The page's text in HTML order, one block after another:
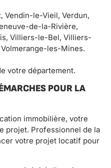
Vendin-le-Vieil, Verdun,
de-la-Rivière,
Villiers-le-Bel, Villiers-
les-Mines.
votre département.
POUR LA
immobilière, votre
projet. Professionnel de la
votre projet locatif pour